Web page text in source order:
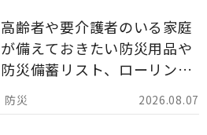
2026.08.07
高齢者や要介護者のいる家庭
が備えておきたい防災用品や
防災備蓄リスト、ローリング
ストックのポイントについて
解説します。